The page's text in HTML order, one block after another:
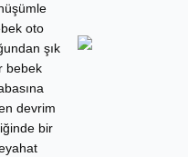
oto
şık
bebek
devrim
bir